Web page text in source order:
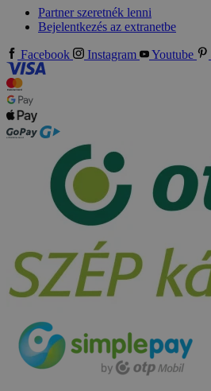
Partner szeretnék lenni
Bejelentkezés az extranetbe
Facebook Instagram Youtube